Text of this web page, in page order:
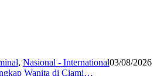
, Nasional - International03/08/2026
Wanita di Ciami…